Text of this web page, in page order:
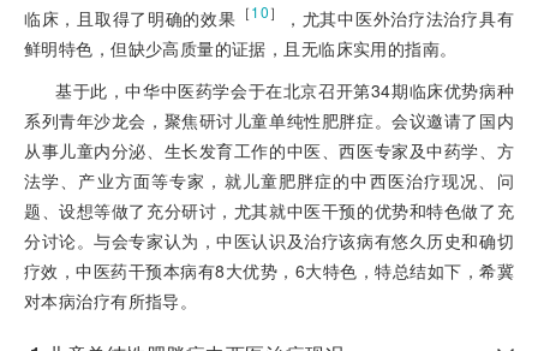
临床，且取得了明确的效果 ［10］
，尤其中医外治疗法治疗具有
鲜明特色，但缺少高质量的证据，且无临床实用的指南。
基于此，中华中医药学会于在北京召开第34期临床优势病种
系列青年沙龙会，聚焦研讨儿童单纯性肥胖症。会议邀请了国内
从事儿童内分泌、生长发育工作的中医、西医专家及中药学、方
法学、产业方面等专家，就儿童肥胖症的中西医治疗现况、问
题、设想等做了充分研讨，尤其就中医干预的优势和特色做了充
分讨论。与会专家认为，中医认识及治疗该病有悠久历史和确切
疗效，中医药干预本病有8大优势，6大特色，特总结如下，希冀
对本病治疗有所指导。